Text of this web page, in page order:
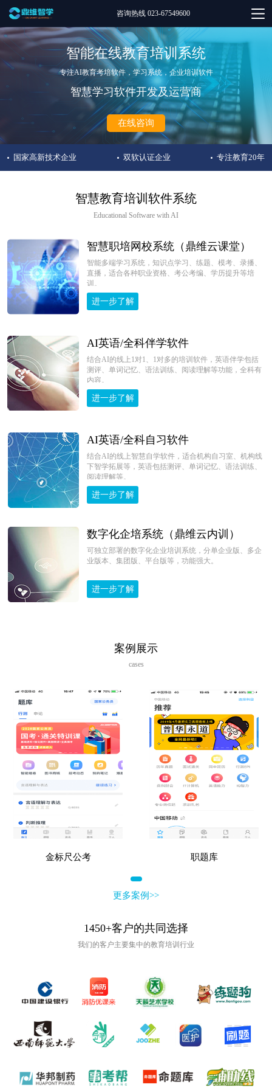
咨询热线 023-67549600
智能在线教育培训系统
专注AI教育考培软件，学习系统，企业培训软件
智慧学习软件开发及运营商
在线咨询
国家高新技术企业 双软认证企业 专注教育20年
智慧教育培训软件系统
Educational Software with AI
智慧职培网校系统（鼎维云课堂）
智能多端学习系统，知识点学习、练题、模考、录播、
直播，适合各种职业资格、考公考编、学历提升等培
训。
进一步了解
AI英语/全科伴学软件
结合AI的线上1对1、1对多的培训软件，英语伴学包括
测评、单词记忆、语法训练、阅读理解等功能，全科有
内容。
进一步了解
AI英语/全科自习软件
结合AI的线上智慧自学软件，适合机构自习室、机构线
下智学拓展等，英语包括测评、单词记忆、语法训练、
阅读理解等。
进一步了解
数字化企培系统（鼎维云内训）
可独立部署的数字化企业培训系统，分单企业版、多企
业版本、集团版、平台版等，功能强大。
进一步了解
案例展示
cases
金标尺公考 职题库
更多案例>>
1450+客户的共同选择
我们的客户主要集中的教育培训行业